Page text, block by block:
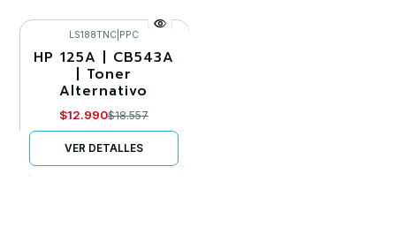
-30%
Agotado
LS188TNC| PPC
HP 125A | CB543A
| Toner
Alternativo
$12.990$18.557
VER DETALLES